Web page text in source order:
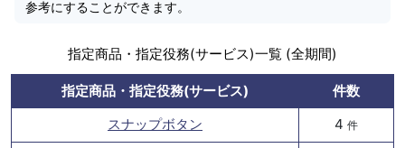
参考にすることができます。
指定商品・指定役務(サービス)一覧 (全期間)
指定商品・指定役務(サービス)
件数
スナップボタン
4 件